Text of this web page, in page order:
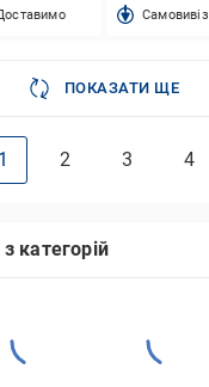
Cамовивіз
ПОКАЗАТИ ЩЕ
1 2 3 4
категорій